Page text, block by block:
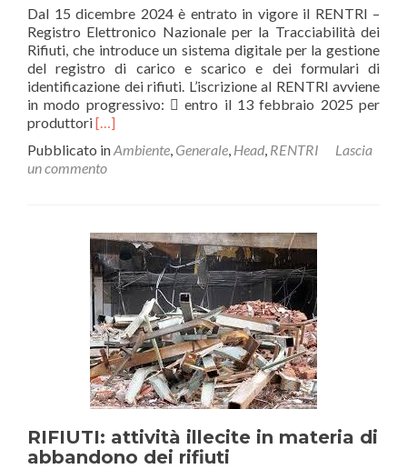
Dal 15 dicembre 2024 è entrato in vigore il RENTRI –
Registro Elettronico Nazionale per la Tracciabilità dei
Rifiuti, che introduce un sistema digitale per la gestione
del registro di carico e scarico e dei formulari di
identificazione dei rifiuti. L’iscrizione al RENTRI avviene
in modo progressivo:  entro il 13 febbraio 2025 per
produttoriLeggi
piùRENTRI:
avvio
e
corso
formativo
Confartigianato
[…]
Pubblicato inAmbiente, Generale, Head, RENTRI
Lascia
un commento
RIFIUTI: attività illecite in materia di
abbandono dei rifiuti